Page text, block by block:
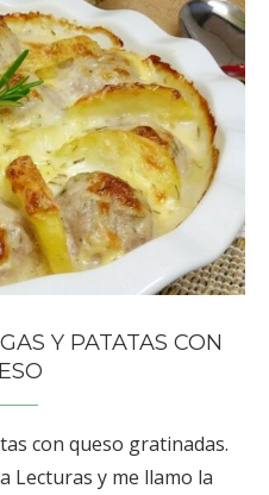
Y PATATAS CON
con queso gratinadas.
Lecturas y me llamo la